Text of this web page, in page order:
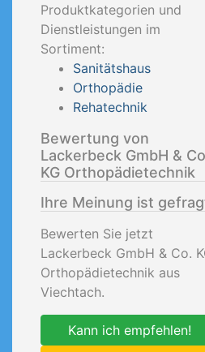
Produktkategorien und
Dienstleistungen im
Sortiment:
Sanitätshaus
Orthopädie
Rehatechnik
Bewertung von
Lackerbeck GmbH &
KG Orthopädietechnik
Ihre Meinung ist
Bewerten Sie jetzt
Lackerbeck GmbH & Co.
Orthopädietechnik aus
Viechtach.
Kann ich empfehlen!